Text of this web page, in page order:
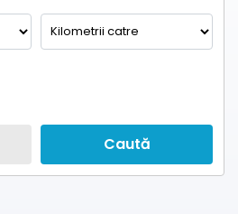
Caută